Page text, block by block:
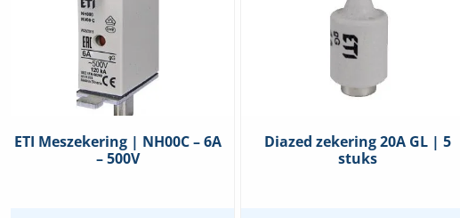
ETI Meszekering | NH00C – 6A
– 500V
Diazed zekering 20A GL | 5
stuks